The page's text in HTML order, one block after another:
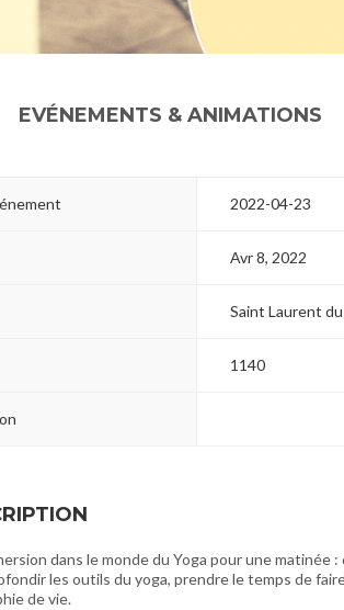
EVÉNEMENTS & ANIMATIONS
2022-04-23
Avr 8, 2022
Saint Laurent
1140
dans le monde du Yoga pour une
les outils du yoga, prendre le temps de
de vie.